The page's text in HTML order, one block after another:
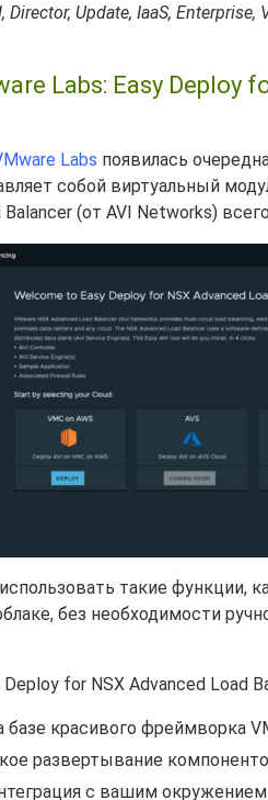
Director, Update, IaaS, Enterprise,
Labs: Easy Deploy
Labs появилась
собой виртуальный
Balancer (от AVI Networks)
такие функции,
без необходимости
for NSX Advanced Load
базе красивого фреймворка
развертывание
с вашим окружением